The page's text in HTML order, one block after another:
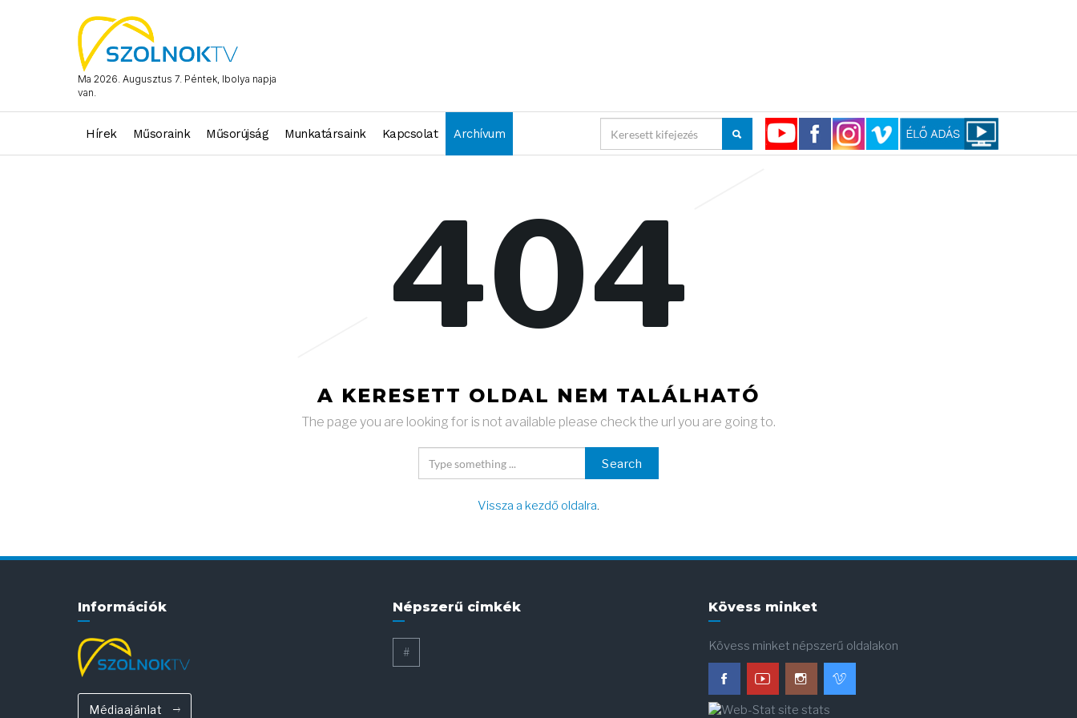
Ma 2026. Augusztus 7. Péntek, Ibolya napja
van.
Hírek Műsoraink Műsorújság Munkatársaink Kapcsolat Archívum
404
A KERESETT OLDAL NEM TALÁLHATÓ
The page you are looking for is not available please check the url you are going to.
Search
Vissza a kezdő oldalra.
Információk
Médiaajánlat
Népszerű cimkék
#
Kövess minket
Kövess minket népszerű oldalakon